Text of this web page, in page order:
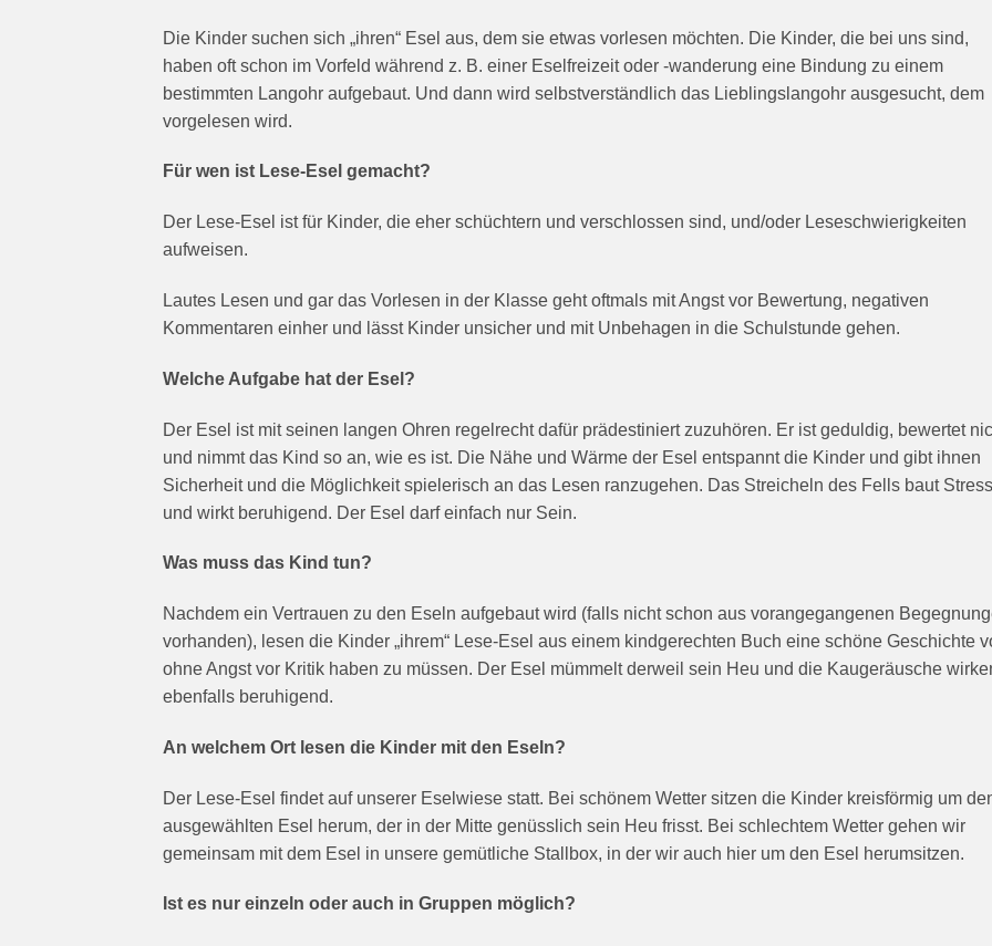
Die Kinder suchen sich „ihren“ Esel aus, dem sie etwas vorlesen möchten. Die Kinder, die bei uns sind,
haben oft schon im Vorfeld während z. B. einer Eselfreizeit oder -wanderung eine Bindung zu einem
bestimmten Langohr aufgebaut. Und dann wird selbstverständlich das Lieblingslangohr ausgesucht, dem
vorgelesen wird.
Für wen ist Lese-Esel gemacht?
Der Lese-Esel ist für Kinder, die eher schüchtern und verschlossen sind, und/oder Leseschwierigkeiten
aufweisen.
Lautes Lesen und gar das Vorlesen in der Klasse geht oftmals mit Angst vor Bewertung, negativen
Kommentaren einher und lässt Kinder unsicher und mit Unbehagen in die Schulstunde gehen.
Welche Aufgabe hat der Esel?
Der Esel ist mit seinen langen Ohren regelrecht dafür prädestiniert zuzuhören. Er ist geduldig, bewertet
und nimmt das Kind so an, wie es ist. Die Nähe und Wärme der Esel entspannt die Kinder und gibt ihnen
Sicherheit und die Möglichkeit spielerisch an das Lesen ranzugehen. Das Streicheln des Fells baut
und wirkt beruhigend. Der Esel darf einfach nur Sein.
Was muss das Kind tun?
Nachdem ein Vertrauen zu den Eseln aufgebaut wird (falls nicht schon aus vorangegangenen
vorhanden), lesen die Kinder „ihrem“ Lese-Esel aus einem kindgerechten Buch eine schöne Geschichte
ohne Angst vor Kritik haben zu müssen. Der Esel mümmelt derweil sein Heu und die Kaugeräusche
ebenfalls beruhigend.
An welchem Ort lesen die Kinder mit den Eseln?
Der Lese-Esel findet auf unserer Eselwiese statt. Bei schönem Wetter sitzen die Kinder kreisförmig um
ausgewählten Esel herum, der in der Mitte genüsslich sein Heu frisst. Bei schlechtem Wetter gehen wir
gemeinsam mit dem Esel in unsere gemütliche Stallbox, in der wir auch hier um den Esel herumsitzen.
Ist es nur einzeln oder auch in Gruppen möglich?